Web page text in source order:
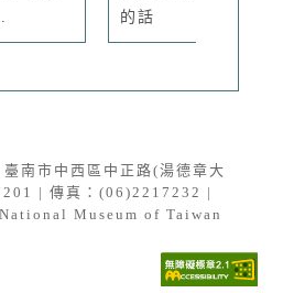
的話
南市中西區中正路(湯德章大
| 傳真：(06)2217232 |
Museum of Taiwan